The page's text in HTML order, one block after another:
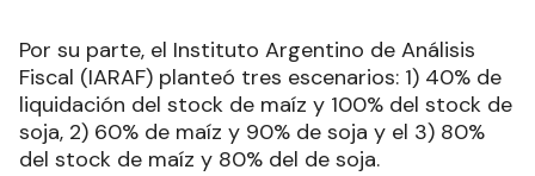
Por su parte, el Instituto Argentino de Análisis
Fiscal (IARAF) planteó tres escenarios: 1) 40% de
liquidación del stock de maíz y 100% del stock de
soja, 2) 60% de maíz y 90% de soja y el 3) 80%
del stock de maíz y 80% del de soja.